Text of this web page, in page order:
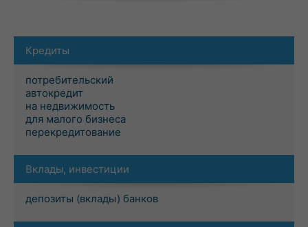
Кредиты
потребительский
автокредит
на недвижимость
для малого бизнеса
перекредитование
Вклады, инвестиции
депозиты (вклады) банков